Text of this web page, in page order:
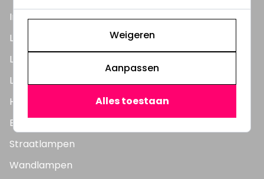
Inbouwspots
LED Lampen
LED TL Buizen
LED Panelen
Highbay's / Ufo's
Bouwlampen
Straatlampen
Wandlampen
Weigeren
Aanpassen
Alles toestaan